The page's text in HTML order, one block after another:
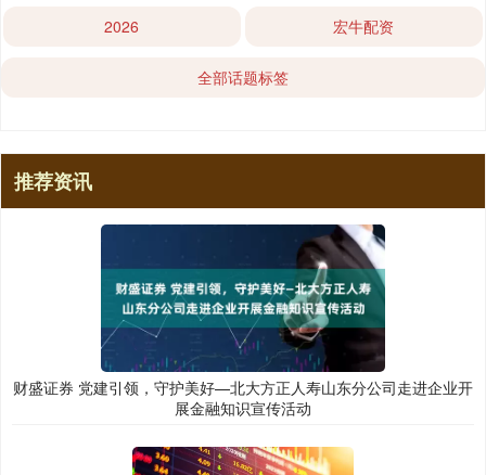
2026 宏牛配资
全部话题标签
推荐资讯
财盛证券 党建引领，守护美好—北大方正人寿山东分公司走进企业开
展金融知识宣传活动